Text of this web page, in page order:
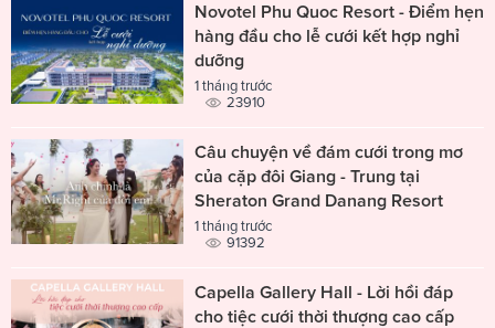
Novotel Phu Quoc Resort - Điểm hẹn
hàng đầu cho lễ cưới kết hợp nghỉ
dưỡng
1 tháng trước
23910
Câu chuyện về đám cưới trong mơ
của cặp đôi Giang - Trung tại
Sheraton Grand Danang Resort
1 tháng trước
91392
Capella Gallery Hall - Lời hồi đáp
cho tiệc cưới thời thượng cao cấp